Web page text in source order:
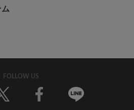
FOLLOW US